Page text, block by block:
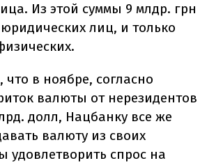
Из этой суммы 9 млдр. грн
лиц, и только
что в ноябре, согласно
валюты от нерезидентов
долл, Нацбанку все же
валюту из своих
удовлетворить спрос на